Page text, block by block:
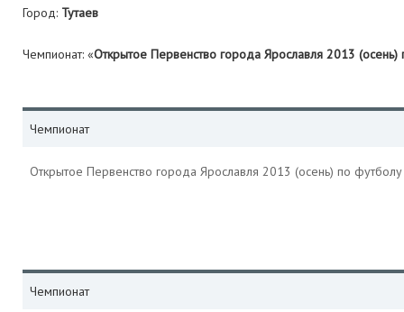
Город: Тутаев
Чемпионат: «Открытое Первенство города Ярославля 2013
Чемпионат
Открытое Первенство города Ярославля 2013 (осень) по
Чемпионат